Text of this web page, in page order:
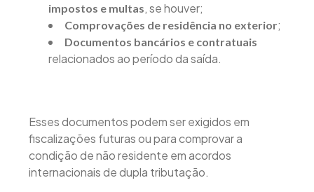
impostos e multas, se houver;
Comprovações de residência no exterior;
Documentos bancários e contratuais
relacionados ao período da saída.
Esses documentos podem ser exigidos em
fiscalizações futuras ou para comprovar a
condição de não residente em acordos
internacionais de dupla tributação.